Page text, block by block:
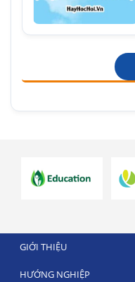
GIỚI THIỆU
HƯỚNG NGHIỆP